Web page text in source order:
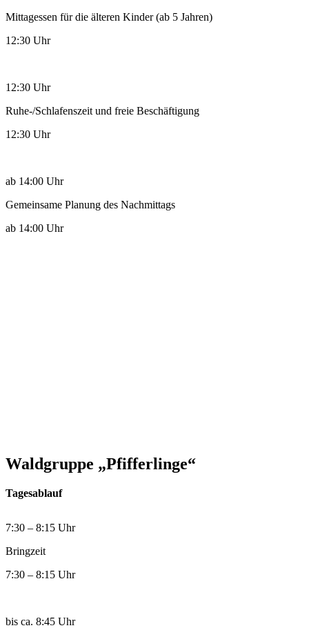
Mittagessen für die älteren Kinder (ab 5 Jahren)
12:30 Uhr
12:30 Uhr
Ruhe-/Schlafenszeit und freie Beschäftigung
12:30 Uhr
ab 14:00 Uhr
Gemeinsame Planung des Nachmittags
ab 14:00 Uhr
Waldgruppe „Pfifferlinge“
Tagesablauf
7:30 – 8:15 Uhr
Bringzeit
7:30 – 8:15 Uhr
bis ca. 8:45 Uhr